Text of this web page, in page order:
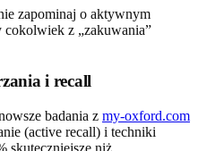
zapominaj o aktywnym
cokolwiek z „zakuwania”
i recall
badania z my-oxford.com
(active recall) i techniki
skuteczniejsze niż